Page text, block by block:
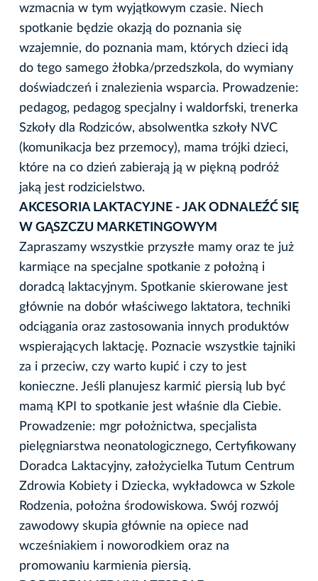
wzmacnia w tym wyjątkowym czasie. Niech
spotkanie będzie okazją do poznania się
wzajemnie, do poznania mam, których dzieci idą
do tego samego żłobka/przedszkola, do wymiany
doświadczeń i znalezienia wsparcia. Prowadzenie:
pedagog, pedagog specjalny i waldorfski, trenerka
Szkoły dla Rodziców, absolwentka szkoły NVC
(komunikacja bez przemocy), mama trójki dzieci,
które na co dzień zabierają ją w piękną podróż
jaką jest rodzicielstwo.
AKCESORIA LAKTACYJNE - JAK ODNALEŹĆ SIĘ
W GĄSZCZU MARKETINGOWYM
Zapraszamy wszystkie przyszłe mamy oraz te już
karmiące na specjalne spotkanie z położną i
doradcą laktacyjnym. Spotkanie skierowane jest
głównie na dobór właściwego laktatora, techniki
odciągania oraz zastosowania innych produktów
wspierających laktację. Poznacie wszystkie tajniki
za i przeciw, czy warto kupić i czy to jest
konieczne. Jeśli planujesz karmić piersią lub być
mamą KPI to spotkanie jest właśnie dla Ciebie.
Prowadzenie: mgr położnictwa, specjalista
pielęgniarstwa neonatologicznego, Certyfikowany
Doradca Laktacyjny, założycielka Tutum Centrum
Zdrowia Kobiety i Dziecka, wykładowca w Szkole
Rodzenia, położna środowiskowa. Swój rozwój
zawodowy skupia głównie na opiece nad
wcześniakiem i noworodkiem oraz na
promowaniu karmienia piersią.